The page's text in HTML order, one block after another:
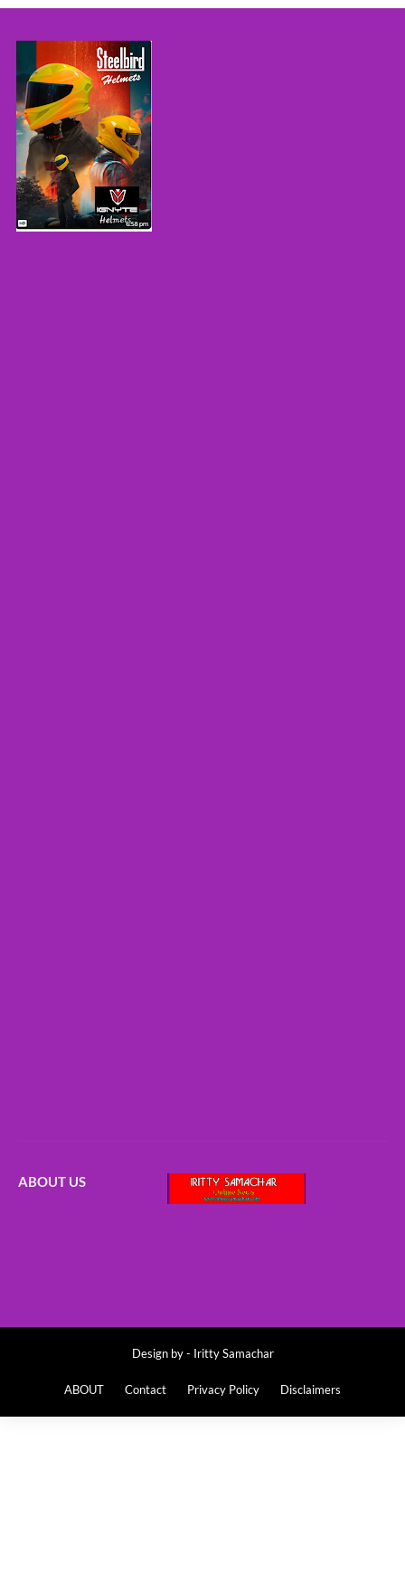
ABOUT US
Design by - Iritty Samachar
ABOUT Contact Privacy Policy Disclaimers